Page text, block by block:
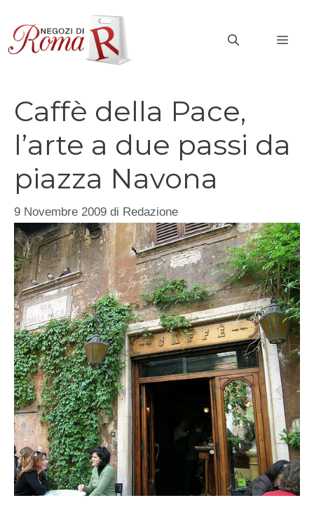
contenuto
Caffè della Pace,
l’arte a due passi da
piazza Navona
9 Novembre 2009 di Redazione